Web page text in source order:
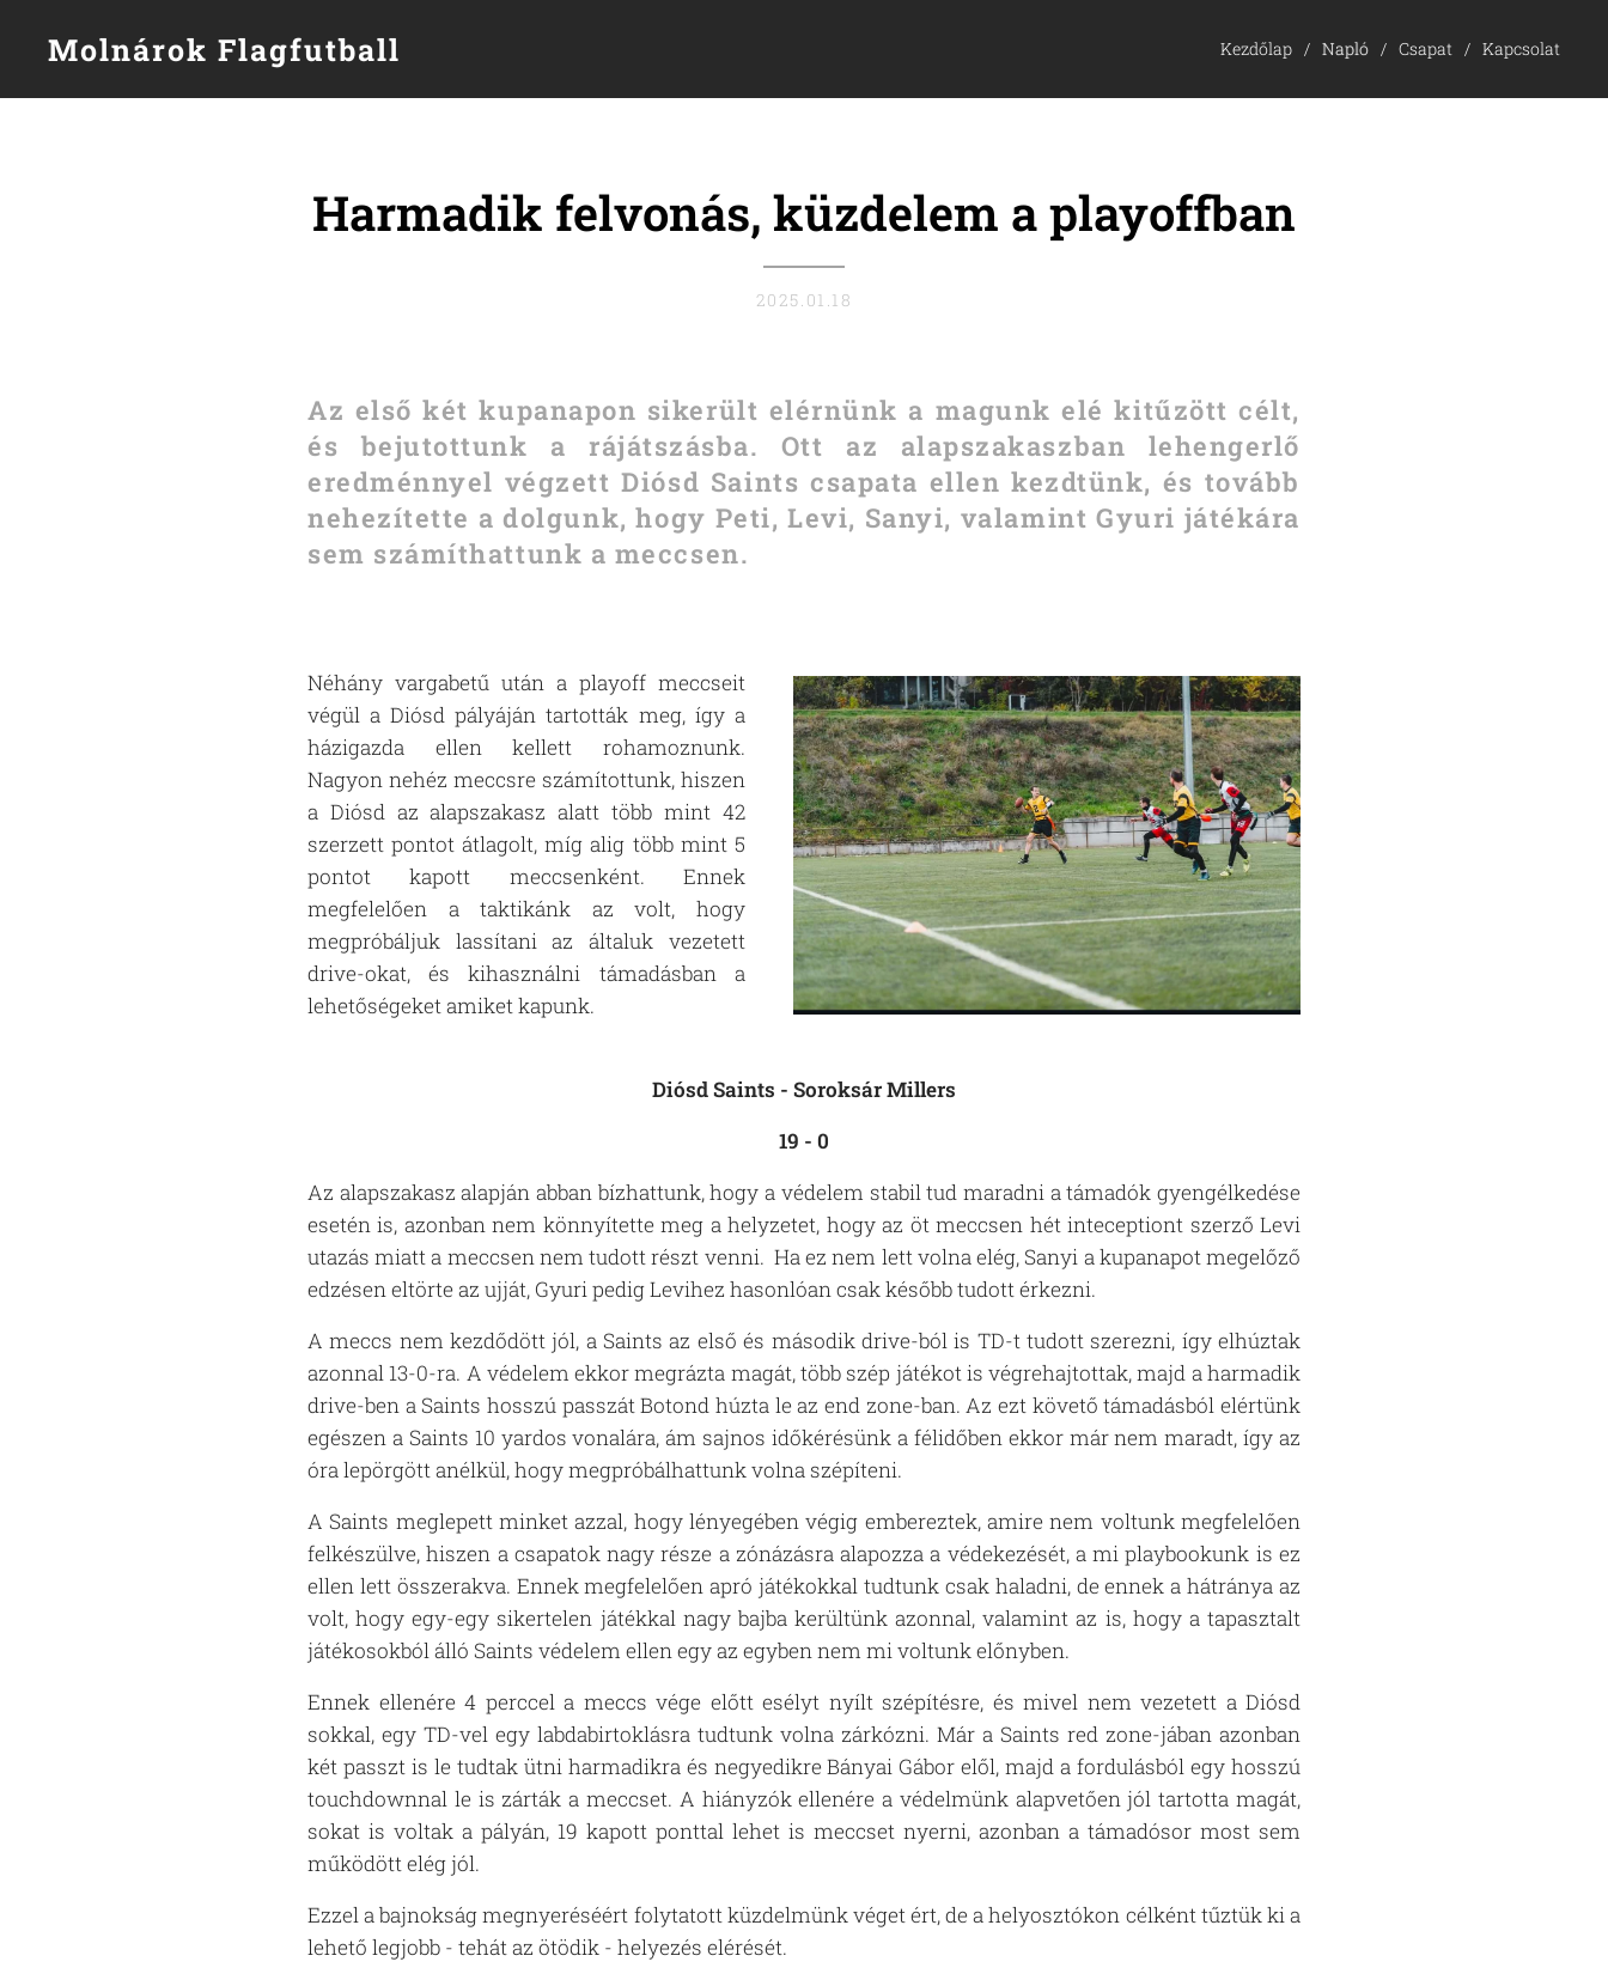
Molnárok Flagfutball Kezdőlap Napló Csapat Kapcsolat
Harmadik felvonás, küzdelem a playoffban
2025.01.18
Az első két kupanapon sikerült elérnünk a magunk elé kitűzött célt,
és bejutottunk a rájátszásba. Ott az alapszakaszban lehengerlő
eredménnyel végzett Diósd Saints csapata ellen kezdtünk, és tovább
nehezítette a dolgunk, hogy Peti, Levi, Sanyi, valamint Gyuri játékára
sem számíthattunk a meccsen.
Néhány vargabetű után a playoff meccseit
végül a Diósd pályáján tartották meg, így a
házigazda ellen kellett rohamoznunk.
Nagyon nehéz meccsre számítottunk, hiszen
a Diósd az alapszakasz alatt több mint 42
szerzett pontot átlagolt, míg alig több mint 5
pontot kapott meccsenként. Ennek
megfelelően a taktikánk az volt, hogy
megpróbáljuk lassítani az általuk vezetett
drive-okat, és kihasználni támadásban a
lehetőségeket amiket kapunk.
Diósd Saints - Soroksár Millers
19 - 0
Az alapszakasz alapján abban bízhattunk, hogy a védelem stabil tud maradni a támadók gyengélkedése
esetén is, azonban nem könnyítette meg a helyzetet, hogy az öt meccsen hét inteceptiont szerző Levi
utazás miatt a meccsen nem tudott részt venni. Ha ez nem lett volna elég, Sanyi a kupanapot megelőző
edzésen eltörte az ujját, Gyuri pedig Levihez hasonlóan csak később tudott érkezni.
A meccs nem kezdődött jól, a Saints az első és második drive-ból is TD-t tudott szerezni, így elhúztak
azonnal 13-0-ra. A védelem ekkor megrázta magát, több szép játékot is végrehajtottak, majd a harmadik
drive-ben a Saints hosszú passzát Botond húzta le az end zone-ban. Az ezt követő támadásból elértünk
egészen a Saints 10 yardos vonalára, ám sajnos időkérésünk a félidőben ekkor már nem maradt, így az
óra lepörgött anélkül, hogy megpróbálhattunk volna szépíteni.
A Saints meglepett minket azzal, hogy lényegében végig embereztek, amire nem voltunk megfelelően
felkészülve, hiszen a csapatok nagy része a zónázásra alapozza a védekezését, a mi playbookunk is ez
ellen lett összerakva. Ennek megfelelően apró játékokkal tudtunk csak haladni, de ennek a hátránya az
volt, hogy egy-egy sikertelen játékkal nagy bajba kerültünk azonnal, valamint az is, hogy a tapasztalt
játékosokból álló Saints védelem ellen egy az egyben nem mi voltunk előnyben.
Ennek ellenére 4 perccel a meccs vége előtt esélyt nyílt szépítésre, és mivel nem vezetett a Diósd
sokkal, egy TD-vel egy labdabirtoklásra tudtunk volna zárkózni. Már a Saints red zone-jában azonban
két passzt is le tudtak ütni harmadikra és negyedikre Bányai Gábor elől, majd a fordulásból egy hosszú
touchdownnal le is zárták a meccset. A hiányzók ellenére a védelmünk alapvetően jól tartotta magát,
sokat is voltak a pályán, 19 kapott ponttal lehet is meccset nyerni, azonban a támadósor most sem
működött elég jól.
Ezzel a bajnokság megnyeréséért folytatott küzdelmünk véget ért, de a helyosztókon célként tűztük ki a
lehető legjobb - tehát az ötödik - helyezés elérését.